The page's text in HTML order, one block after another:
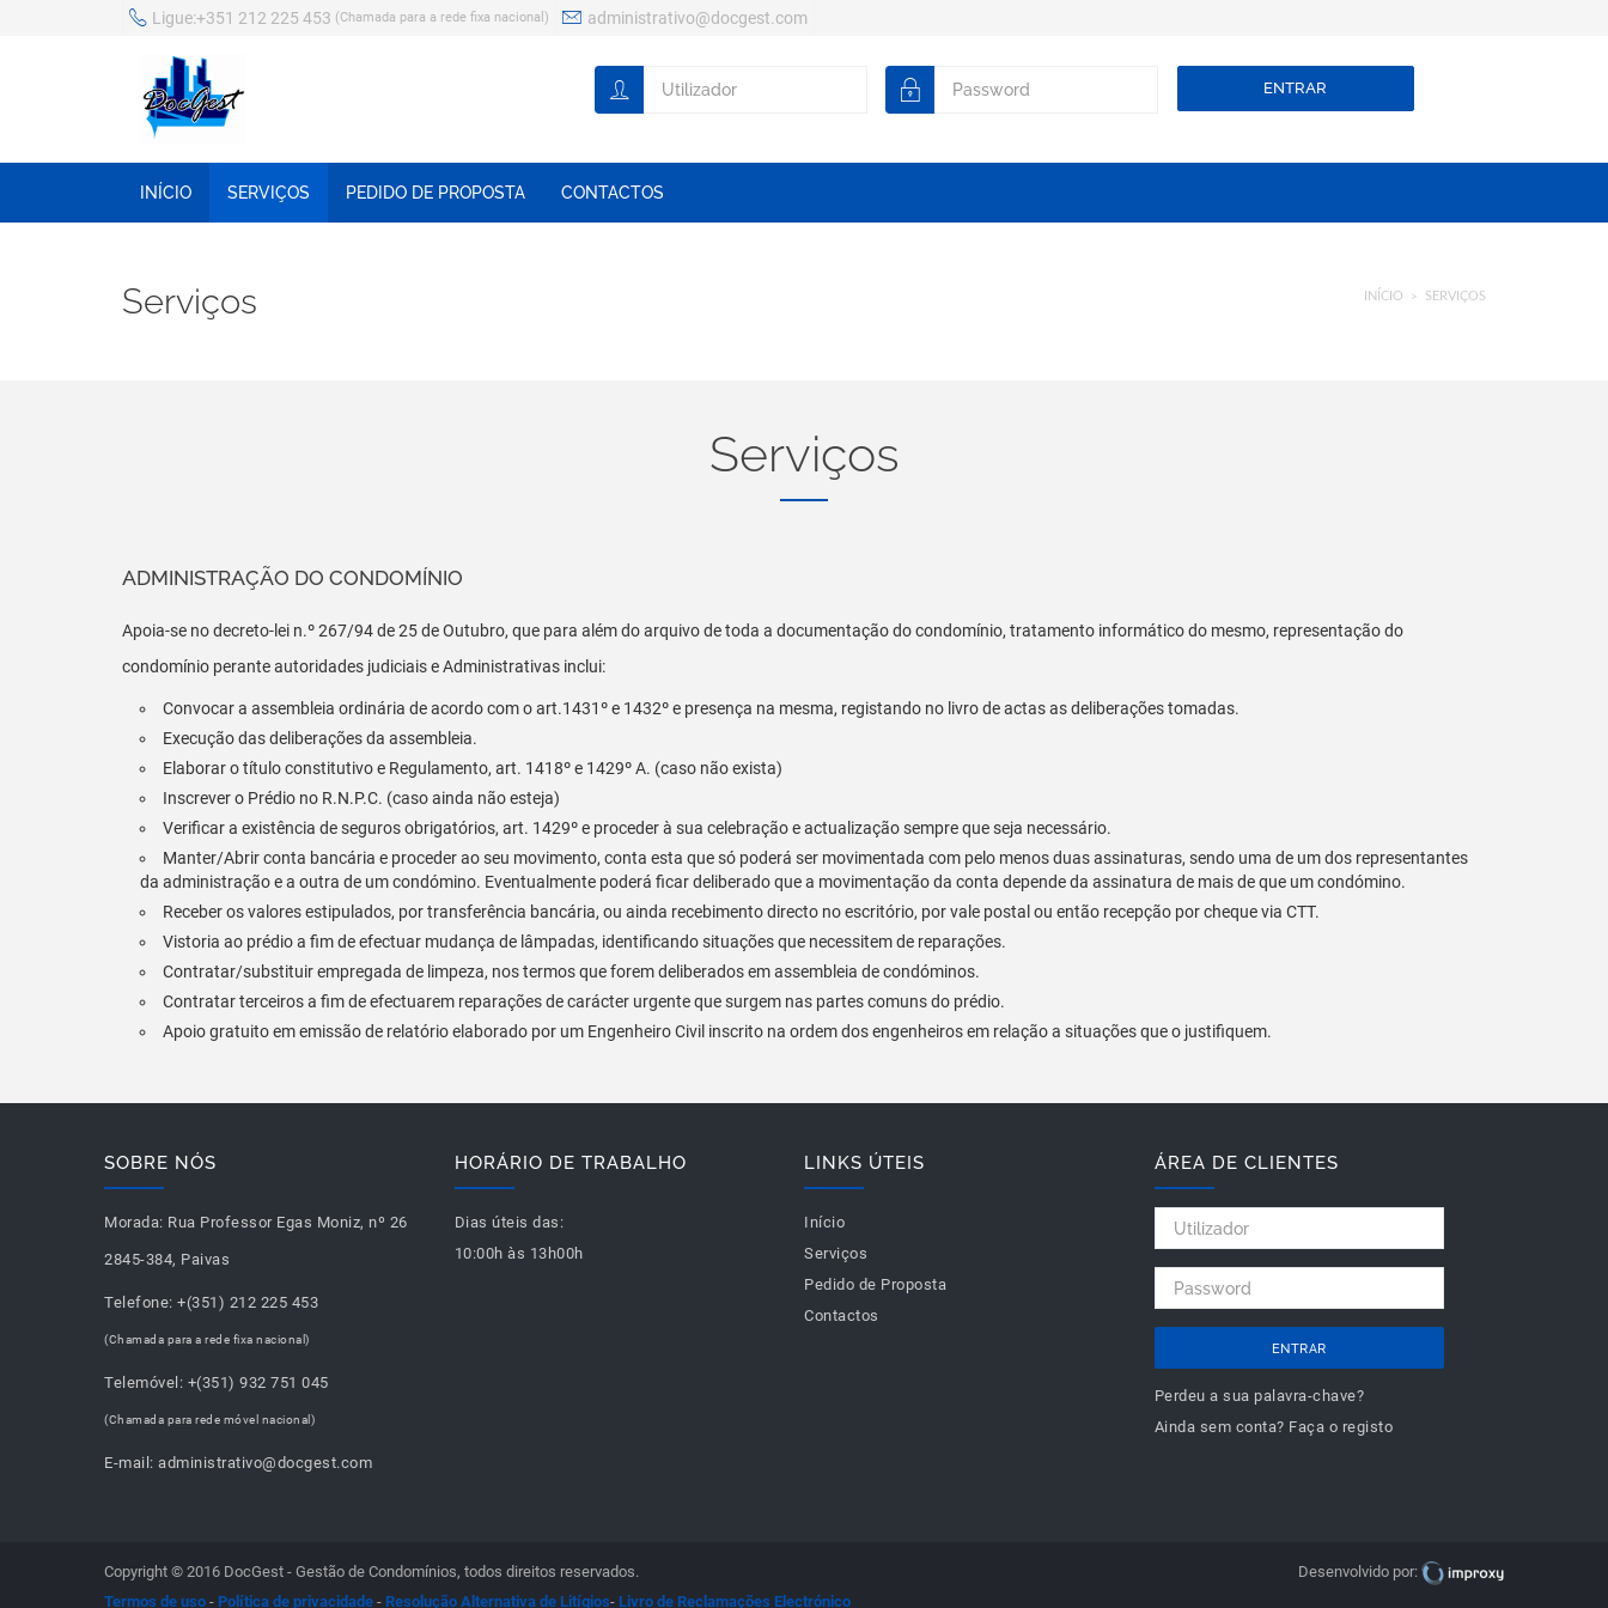
Ligue:+351 212 225 453 (Chamada para a rede fixa nacional) administrativo@docgest.com
ENTRAR
INÍCIO SERVIÇOS PEDIDO DE PROPOSTA CONTACTOS
Serviços INÍCIO SERVIÇOS
Serviços
ADMINISTRAÇÃO DO CONDOMÍNIO
Apoia-se no decreto-lei n.º 267/94 de 25 de Outubro, que para além do arquivo de toda a documentação do condomínio, tratamento informático do mesmo, representação do
condomínio perante autoridades judiciais e Administrativas inclui:
Convocar a assembleia ordinária de acordo com o art.1431º e 1432º e presença na mesma, registando no livro de actas as deliberações tomadas.
Execução das deliberações da assembleia.
Elaborar o título constitutivo e Regulamento, art. 1418º e 1429º A. (caso não exista)
Inscrever o Prédio no R.N.P.C. (caso ainda não esteja)
Verificar a existência de seguros obrigatórios, art. 1429º e proceder à sua celebração e actualização sempre que seja necessário.
Manter/Abrir conta bancária e proceder ao seu movimento, conta esta que só poderá ser movimentada com pelo menos duas assinaturas, sendo uma de um dos representantes
da administração e a outra de um condómino. Eventualmente poderá ficar deliberado que a movimentação da conta depende da assinatura de mais de que um condómino.
Receber os valores estipulados, por transferência bancária, ou ainda recebimento directo no escritório, por vale postal ou então recepção por cheque via CTT.
Vistoria ao prédio a fim de efectuar mudança de lâmpadas, identificando situações que necessitem de reparações.
Contratar/substituir empregada de limpeza, nos termos que forem deliberados em assembleia de condóminos.
Contratar terceiros a fim de efectuarem reparações de carácter urgente que surgem nas partes comuns do prédio.
Apoio gratuito em emissão de relatório elaborado por um Engenheiro Civil inscrito na ordem dos engenheiros em relação a situações que o justifiquem.
SOBRE NÓS
Morada: Rua Professor Egas Moniz, nº 26
2845-384, Paivas
Telefone: +(351) 212 225 453
(Chamada para a rede fixa nacional)
Telemóvel: +(351) 932 751 045
(Chamada para rede móvel nacional)
E-mail: administrativo@docgest.com
HORÁRIO DE TRABALHO
Dias úteis das:
10:00h às 13h00h
LINKS ÚTEIS
Início
Serviços
Pedido de Proposta
Contactos
ÁREA DE CLIENTES
ENTRAR
Perdeu a sua palavra-chave?
Ainda sem conta? Faça o registo
Copyright © 2016 DocGest - Gestão de Condomínios, todos direitos reservados.
Termos de uso - Política de privacidade - Resolução Alternativa de Litígios- Livro de Reclamações Electrónico
Desenvolvido por: